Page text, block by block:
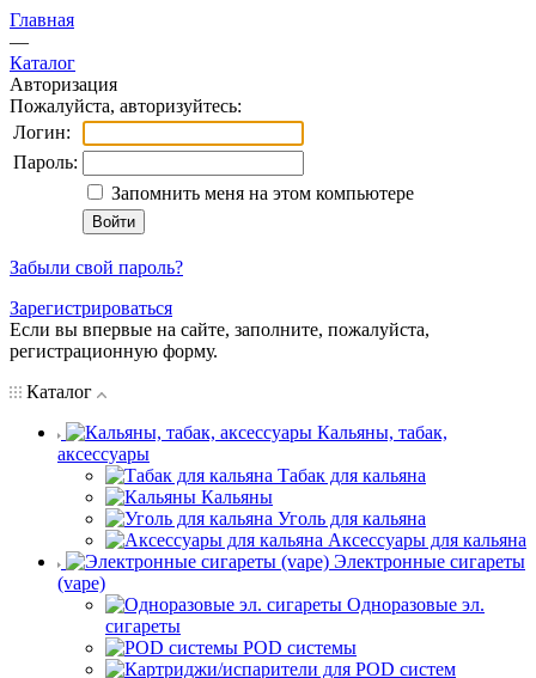
Главная
—
Каталог
Авторизация
Пожалуйста, авторизуйтесь:
Логин:
Пароль:
Запомнить меня на этом компьютере
Забыли свой пароль?
Зарегистрироваться
Если вы впервые на сайте, заполните, пожалуйста,
регистрационную форму.
Каталог
Кальяны, табак,
аксессуары
Табак для кальяна
Кальяны
Уголь для кальяна
Аксессуары для кальяна
Электронные сигареты
(vape)
Одноразовые эл.
сигареты
POD системы